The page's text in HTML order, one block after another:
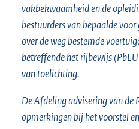
vakbekwaamheid en de
bestuurders van bepaalde
over de weg bestemde
betreffende het rijbewijs
van toelichting.
De Afdeling advisering van de
opmerkingen bij het voorstel